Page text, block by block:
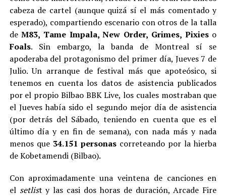
cabeza de cartel (aunque quizá sí el más comentado y
esperado), compartiendo escenario con otros de la talla
deM83, Tame Impala, New Order, Grimes, Pixieso
Foals. Sin embargo, la banda de Montreal sí se
apoderaba del protagonismo del primer día, Jueves 7 de
Julio. Un arranque de festival más que apoteósico, si
tenemos en cuenta los datos de asistencia publicados
por el propio Bilbao BBK Live, los cuales mostraban que
el Jueves había sido el segundo mejor día de asistencia
(por detrás del Sábado, teniendo en cuenta que es el
último día y en fin de semana), con nada más y nada
menos que 34.151 personascorreteando por la hierba
de Kobetamendi (Bilbao).
Con aproximadamente una veintena de canciones en
el setlist y las casi dos horas de duración, Arcade Fire